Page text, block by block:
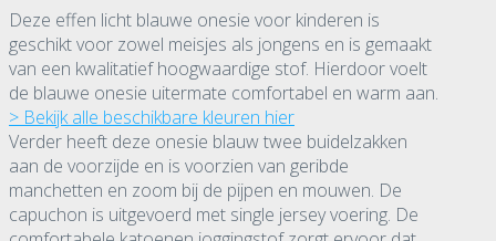
Deze effen licht blauwe onesie voor kinderen is
geschikt voor zowel meisjes als jongens en is gemaakt
van een kwalitatief hoogwaardige stof. Hierdoor voelt
de blauwe onesie uitermate comfortabel en warm aan.
> Bekijk alle beschikbare kleuren hier
Verder heeft deze onesie blauw twee buidelzakken
aan de voorzijde en is voorzien van geribde
manchetten en zoom bij de pijpen en mouwen. De
capuchon is uitgevoerd met single jersey voering. De